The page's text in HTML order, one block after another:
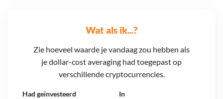
Wat als ik...?
Zie hoeveel waarde je vandaag zou hebben als
je dollar-cost averaging had toegepast op
verschillende cryptocurrencies.
Had geïnvesteerd In